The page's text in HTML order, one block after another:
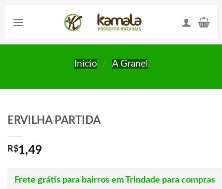
Início / A Granel
ERVILHA PARTIDA
R$1,49
Frete grátis para bairros em Trindade para compras